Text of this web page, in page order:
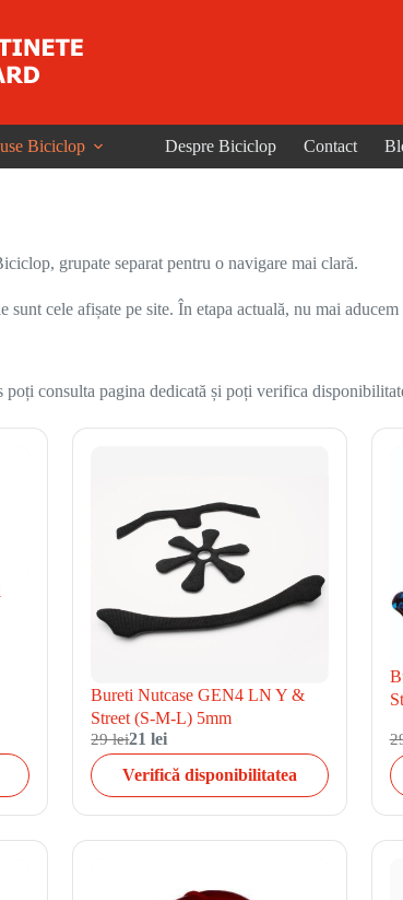
Biciclop Despre Biciclop Contact
grupate separat pentru o navigare mai clară.
cele afișate pe site. În etapa actuală, nu mai
consulta pagina dedicată și poți verifica
Bureti Nutcase GEN4 LN Y &
Street (S-M-L) 5mm
29 lei21 lei
Verifică disponibilitatea